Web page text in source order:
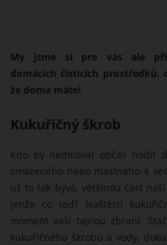
My jsme si pro vás ale
domácích čisticích prostředků,
že doma máte!
Kukuřičný škrob
Kdo by nemiloval občas hodit
smaženého nebo mastného k
už to tak bývá, většinou část
jenže co teď? Naštěstí
moment vaší tajnou zbraní.
kukuřičného škrobu a vody,